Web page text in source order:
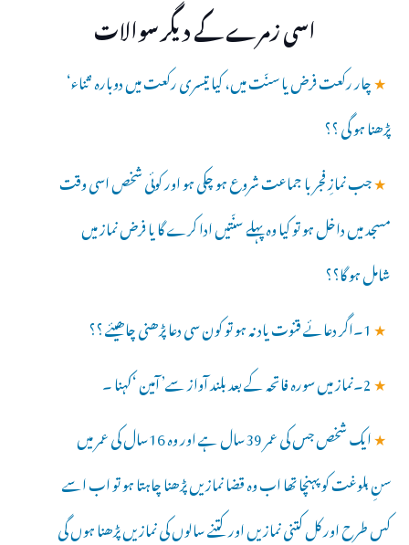
اسی زمرے کے دیگر سوالات
★چار رکعت فرض یا سنّت میں، کیا تیسری رکعت میں دوبارہ ’ثناء‘
پڑھنا ہو گی ؟؟
★جب نمازِ فجر با جماعت شروع ہو چکی ہو اور کوئی شخص اسی وقت
مسجد میں داخل ہو تو کیا وہ پہلے سنّتیں ادا کرے گا یا فرض نماز میں
شامل ہو گا؟؟
★1۔اگر دعائے قنوت یاد نہ ہو تو کون سی دعا پڑھنی چاھیئے ؟؟
★2۔نماز میں سورہ فاتحہ کے بعد بلند آواز سے’ آمین ‘کہنا ۔
★
ایک شخص جس کی عمر 39سال ہے اور وہ 16سال کی عمر میں
سنِ بلوغت کو پہنچا تھا اب وہ قضا نمازیں پڑھنا چاہتا ہو تو اب اسے
کس طرح اور کل کتنی نمازیں اور کتنے سالوں کی نمازیں پڑھنا ہوں گی